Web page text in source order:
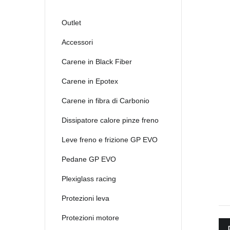
Outlet
Accessori
Carene in Black Fiber
Carene in Epotex
Carene in fibra di Carbonio
Dissipatore calore pinze freno
Leve freno e frizione GP EVO
Pedane GP EVO
Plexiglass racing
Protezioni leva
Protezioni motore